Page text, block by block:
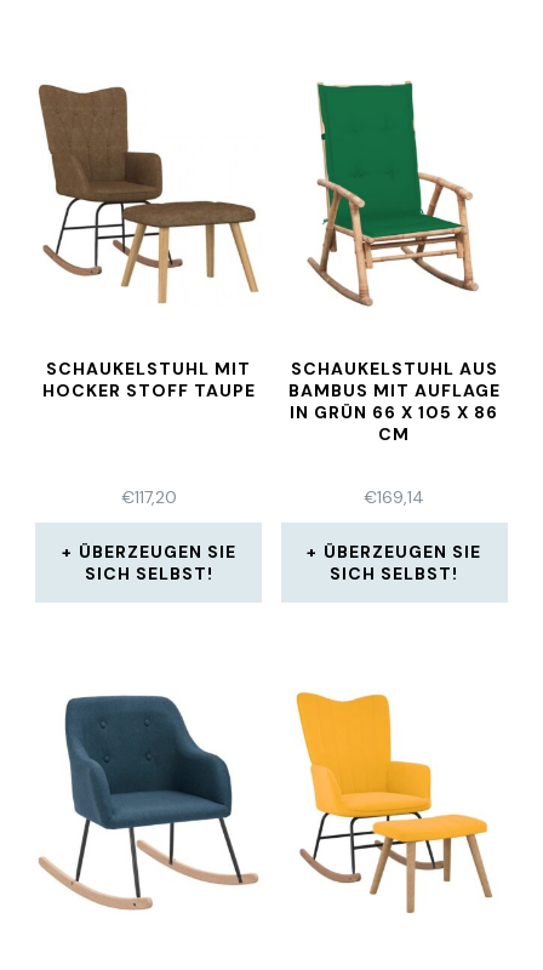
SCHAUKELSTUHL MIT
HOCKER STOFF TAUPE
€117,20
ÜBERZEUGEN SIE
SICH SELBST!
SCHAUKELSTUHL AUS
BAMBUS MIT AUFLAGE
IN GRÜN 66 X 105 X 86
CM
€169,14
ÜBERZEUGEN SIE
SICH SELBST!